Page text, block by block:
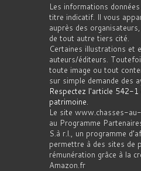
Les informations
titre indicatif. Il vous
auprès des
de tout autre tiers cité.
Certaines illustrations et
auteurs/éditeurs.
toute image ou tout
sur simple demande des
Respectez l'article 542-1
patrimoine.
Le site www.chasses-
au Programme
S.à r.l., un programme
permettre à des sites de
rémunération grâce à la
Amazon.fr